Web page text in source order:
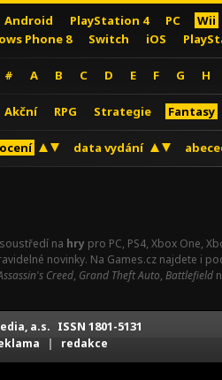
Android PlayStation 4 PC Wii
Phone 8
Switch iOS
# A B C D E F G H
Akční RPG Strategie Fantasy
data vydání
na hry pro PC, PS4, Xbox One,
novinky. Na Games.cz najdete i
Creed, Grand Theft Auto, Battlefield
a.s. ISSN 1801-5131
| redakce